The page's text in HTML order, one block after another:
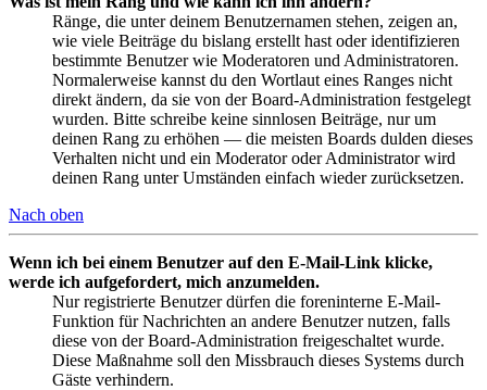
Ränge, die unter deinem Benutzernamen stehen, zeigen an,
wie viele Beiträge du bislang erstellt hast oder identifizieren
bestimmte Benutzer wie Moderatoren und Administratoren.
Normalerweise kannst du den Wortlaut eines Ranges nicht
direkt ändern, da sie von der Board-Administration festgelegt
wurden. Bitte schreibe keine sinnlosen Beiträge, nur um
deinen Rang zu erhöhen — die meisten Boards dulden dieses
Verhalten nicht und ein Moderator oder Administrator wird
deinen Rang unter Umständen einfach wieder zurücksetzen.
Nach oben
Wenn ich bei einem Benutzer auf den E-Mail-Link klicke,
werde ich aufgefordert, mich anzumelden.
Nur registrierte Benutzer dürfen die foreninterne E-Mail-
Funktion für Nachrichten an andere Benutzer nutzen, falls
diese von der Board-Administration freigeschaltet wurde.
Diese Maßnahme soll den Missbrauch dieses Systems durch
Gäste verhindern.